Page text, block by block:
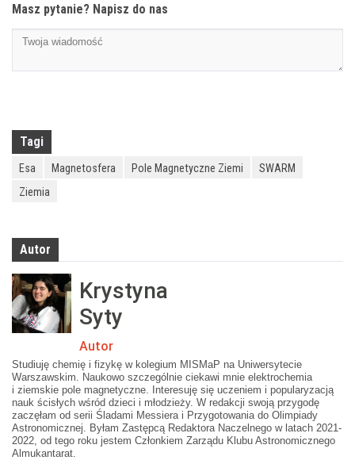
Masz pytanie? Napisz do nas
Tagi
Esa Magnetosfera Pole Magnetyczne Ziemi
SWARM
Ziemia
Autor
Krystyna
Syty
Autor
Studiuję chemię i fizykę w kolegium MISMaP na Uniwersytecie
Warszawskim. Naukowo szczególnie ciekawi mnie elektrochemia
i ziemskie pole magnetyczne. Interesuję się uczeniem i popularyzacją
nauk ścisłych wśród dzieci i młodzieży. W redakcji swoją przygodę
zaczęłam od serii Śladami Messiera i Przygotowania do Olimpiady
Astronomicznej. Byłam Zastępcą Redaktora Naczelnego w latach 2021-
2022, od tego roku jestem Członkiem Zarządu Klubu Astronomicznego
Almukantarat.